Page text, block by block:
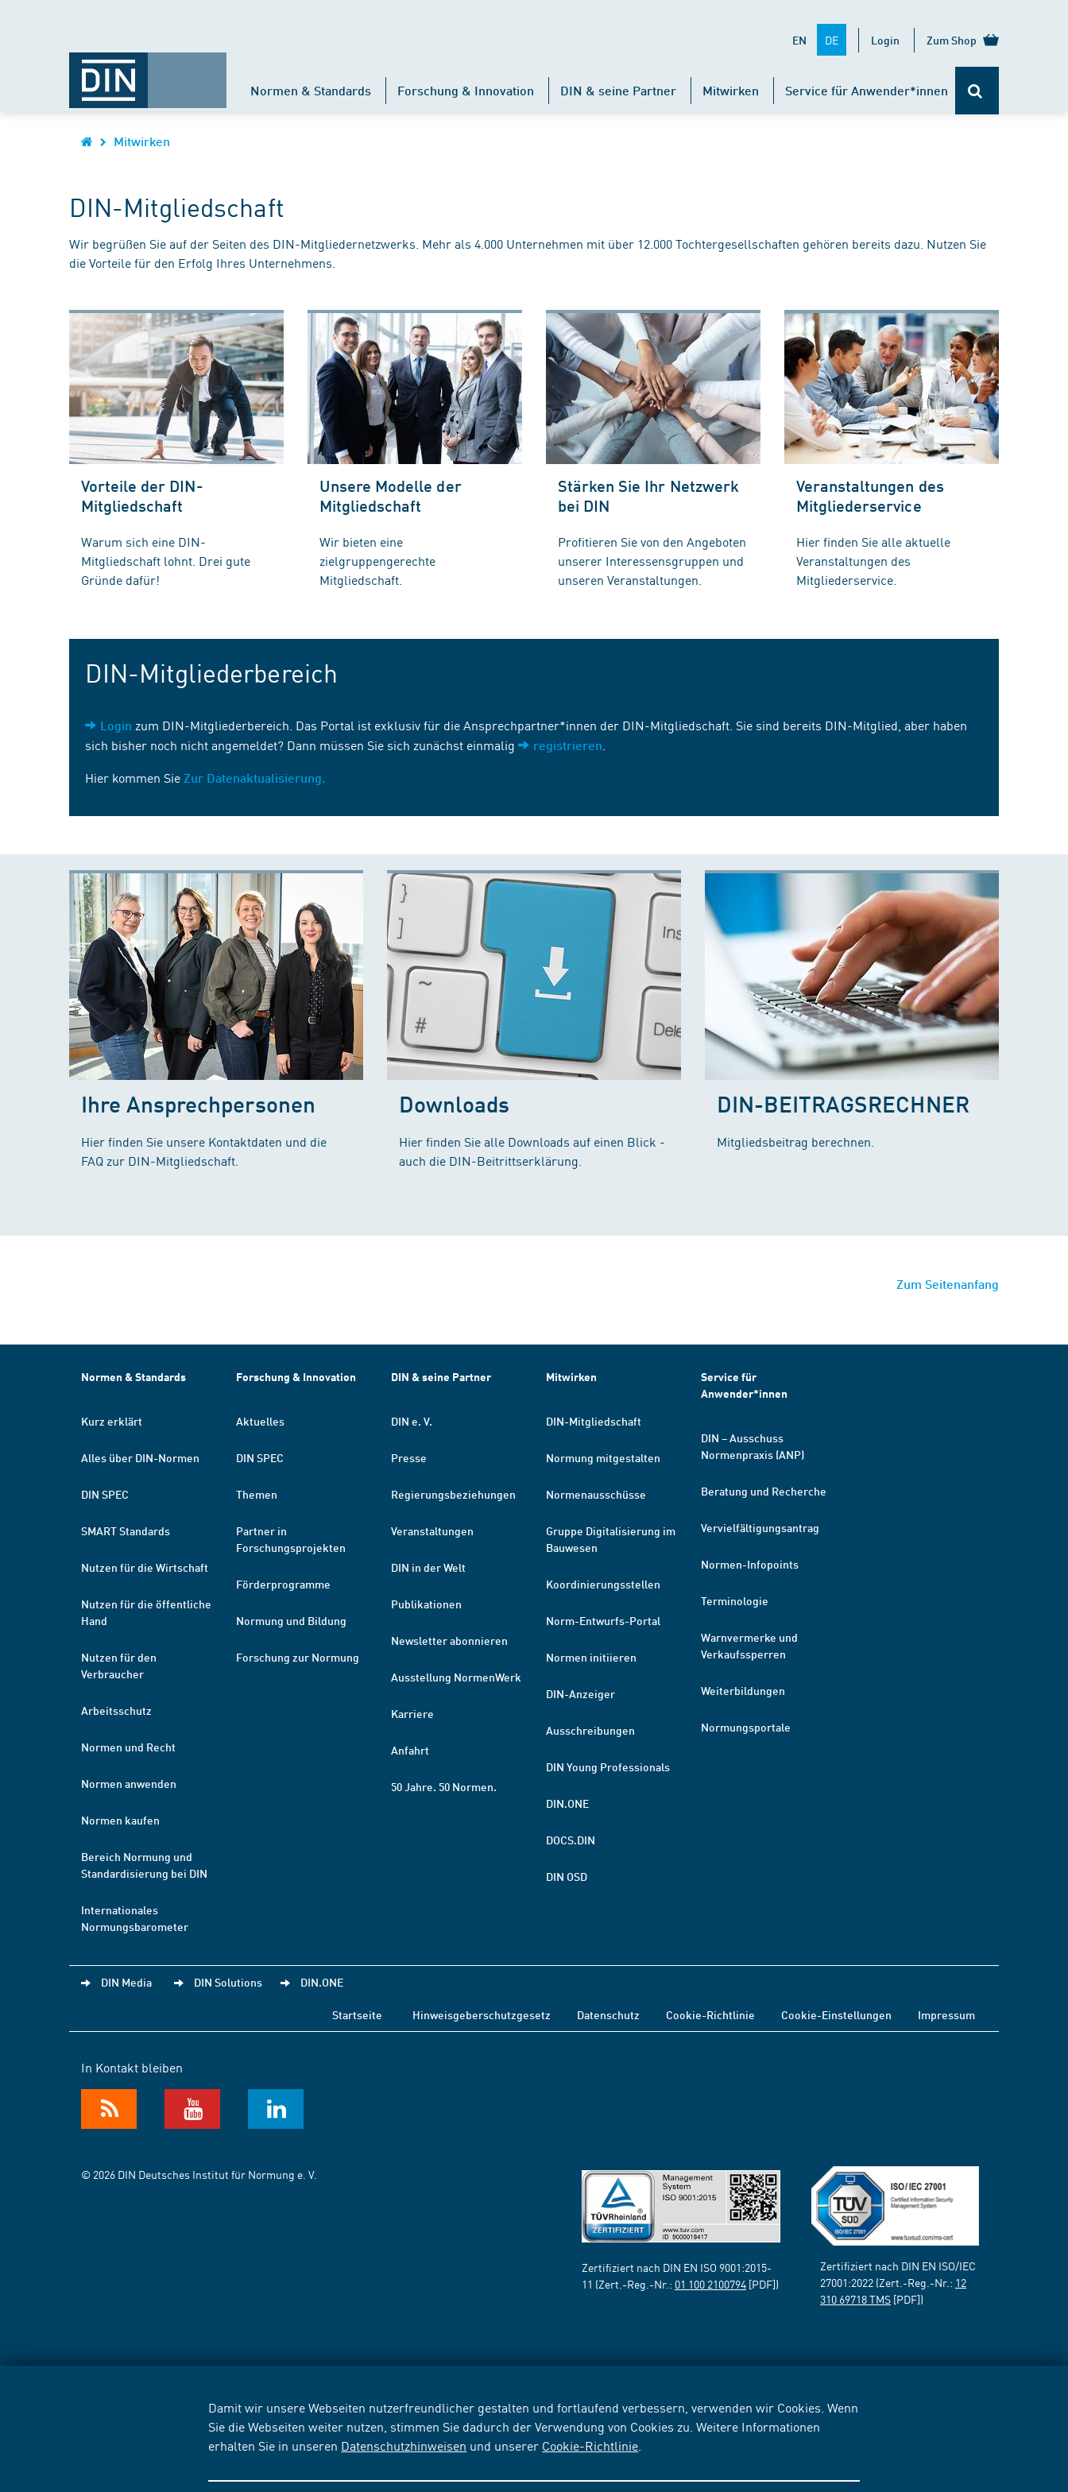
Damit wir unsere Webseiten nutzerfreundlicher gestalten und fortlaufend verbessern, verwenden wir Cookies. Wenn
Sie die Webseiten weiter nutzen, stimmen Sie dadurch der Verwendung von Cookies zu. Weitere Informationen
erhalten Sie in unseren Datenschutzhinweisen und unserer Cookie-Richtlinie
EN DE Login Zum Shop
Normen & Standards Forschung & Innovation DIN & seine Partner Mitwirken Service für Anwender*innen
Mitwirken
DIN-Mitgliedschaft
Wir begrüßen Sie auf der Seiten des DIN-Mitgliedernetzwerks. Mehr als 4.000 Unternehmen mit über 12.000 Tochtergesellschaften gehören bereits dazu. Nutzen Sie
die Vorteile für den Erfolg Ihres Unternehmens.
Vorteile der DIN-
Mitgliedschaft
Warum sich eine DIN-
Mitgliedschaft lohnt. Drei gute
Gründe dafür!
Unsere Modelle der
Mitgliedschaft
Wir bieten eine
zielgruppengerechte
Mitgliedschaft.
Stärken Sie Ihr Netzwerk
bei DIN
Profitieren Sie von den Angeboten
unserer Interessensgruppen und
unseren Veranstaltungen.
Veranstaltungen des
Mitgliederservice
Hier finden Sie alle aktuelle
Veranstaltungen des
Mitgliederservice.
DIN-Mitgliederbereich
Login zum DIN-Mitgliederbereich. Das Portal ist exklusiv für die Ansprechpartner*innen der DIN-Mitgliedschaft. Sie sind bereits DIN-Mitglied, aber haben
sich bisher noch nicht angemeldet? Dann müssen Sie sich zunächst einmalig
registrieren
Hier kommen Sie Zur Datenaktualisierung.
Ihre Ansprechpersonen
Hier finden Sie unsere Kontaktdaten und die
FAQ zur DIN-Mitgliedschaft.
Downloads
Hier finden Sie alle Downloads auf einen Blick -
auch die DIN-Beitrittserklärung.
DIN-BEITRAGSRECHNER
Mitgliedsbeitrag berechnen.
Zum Seitenanfang
Normen & Standards
Kurz erklärt
Alles über DIN-Normen
DIN SPEC
SMART Standards
Nutzen für die Wirtschaft
Nutzen für die öffentliche
Hand
Nutzen für den
Verbraucher
Arbeitsschutz
Normen und Recht
Normen anwenden
Normen kaufen
Bereich Normung und
Standardisierung bei DIN
Internationales
Normungsbarometer
Forschung & Innovation
Aktuelles
DIN SPEC
Themen
Partner in
Forschungsprojekten
Förderprogramme
Normung und Bildung
Forschung zur Normung
DIN & seine Partner
DIN e. V.
Presse
Regierungsbeziehungen
Veranstaltungen
DIN in der Welt
Publikationen
Newsletter abonnieren
Ausstellung NormenWerk
Karriere
Anfahrt
50 Jahre. 50 Normen.
Mitwirken
DIN-Mitgliedschaft
Normung mitgestalten
Normenausschüsse
Gruppe Digitalisierung im
Bauwesen
Koordinierungsstellen
Norm-Entwurfs-Portal
Normen initiieren
DIN-Anzeiger
Ausschreibungen
DIN Young Professionals
DIN.ONE
DOCS.DIN
DIN OSD
Service für
Anwender*innen
DIN – Ausschuss
Normenpraxis (ANP)
Beratung und Recherche
Vervielfältigungsantrag
Normen-Infopoints
Terminologie
Warnvermerke und
Verkaufssperren
Weiterbildungen
Normungsportale
DIN Media DIN Solutions DIN.ONE
Startseite Hinweisgeberschutzgesetz Datenschutz Cookie-Richtlinie Cookie-Einstellungen Impressum
In Kontakt bleiben
© 2026 DIN Deutsches Institut für Normung e. V.
Zertifiziert nach DIN EN ISO 9001:2015-
11 (Zert.-Reg.-Nr.: 01 100 2100794 [PDF])
Zertifiziert nach DIN EN ISO/IEC
27001:2022 (Zert.-Reg.-Nr.: 12
310 69718 TMS [PDF])